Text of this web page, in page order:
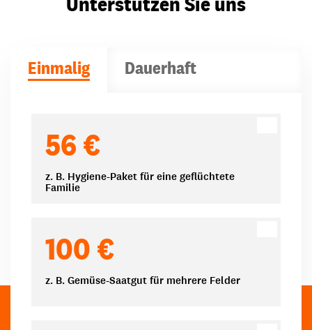
Einmalig Dauerhaft
56 €
z. B. Hygiene-Paket für eine geflüchtete
Familie
100 €
z. B. Gemüse-Saatgut für mehrere Felder